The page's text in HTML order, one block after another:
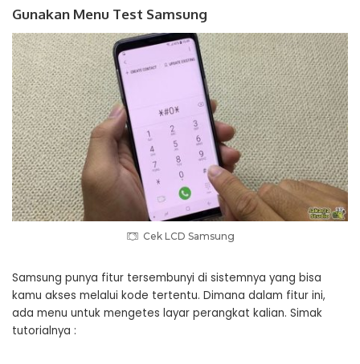
Gunakan Menu Test Samsung
Cek LCD Samsung
Samsung punya fitur tersembunyi di sistemnya yang bisa
kamu akses melalui kode tertentu. Dimana dalam fitur ini,
ada menu untuk mengetes layar perangkat kalian. Simak
tutorialnya :